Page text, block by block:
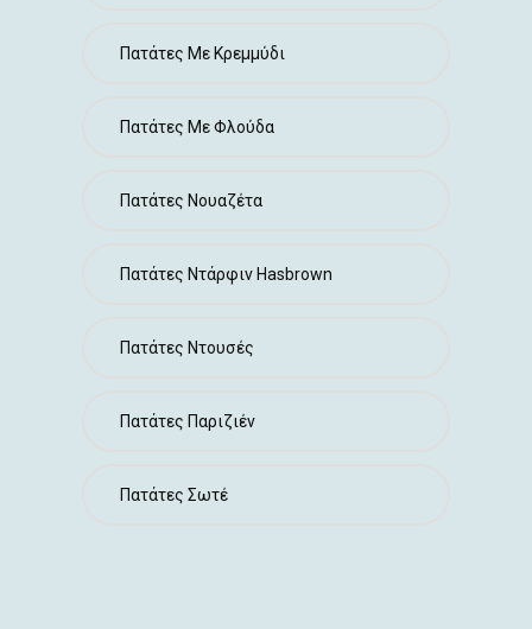
Πατάτες Με Κρεμμύδι
Πατάτες Με Φλούδα
Πατάτες Νουαζέτα
Πατάτες Ντάρφιν Hasbrown
Πατάτες Ντουσές
Πατάτες Παριζιέν
Πατάτες Σωτέ